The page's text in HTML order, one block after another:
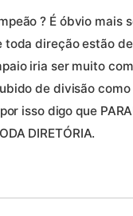
? É óbvio mais
toda direção estão
iria ser muito
de divisão
isso digo que
DIRETÓRIA.